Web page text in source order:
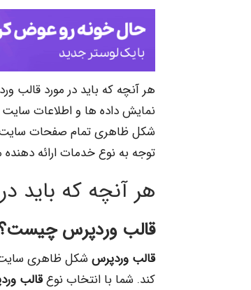
هر آنچه که باید در مورد قالب
نمایش داده ها و اطلاعات
شکل ظاهری تمام صفحات سایت
توجه به نوع خدمات ارائه
هر آنچه که باید
قالب وردپرس
قالب وردپرس شکل ظاهری
کند. شما با انتخاب نوعقالب